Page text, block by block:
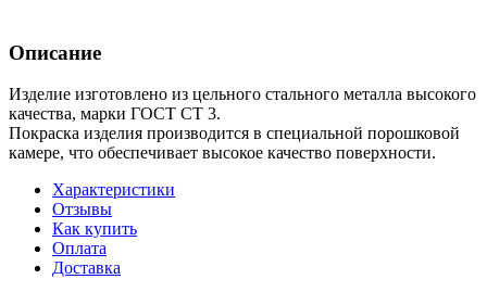
Описание
Изделие изготовлено из цельного стального металла высокого
качества, марки ГОСТ СТ 3.
Покраска изделия производится в специальной порошковой
камере, что обеспечивает высокое качество поверхности.
Характеристики
Отзывы
Как купить
Оплата
Доставка